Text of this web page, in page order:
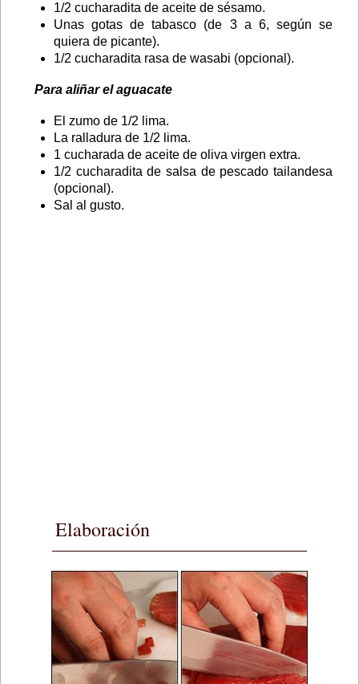
1/2 cucharadita de aceite de sésamo.
Unas gotas de tabasco (de 3 a 6, según se
quiera de picante).
1/2 cucharadita rasa de wasabi (opcional).
Para aliñar el aguacate
El zumo de 1/2 lima.
La ralladura de 1/2 lima.
1 cucharada de aceite de oliva virgen extra.
1/2 cucharadita de salsa de pescado tailandesa
(opcional).
Sal al gusto.
Elaboración